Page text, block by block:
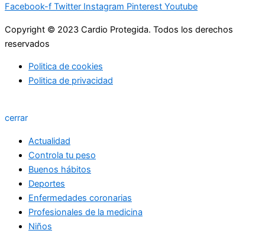
Facebook-f Twitter Instagram Pinterest Youtube
Copyright © 2023 Cardio Protegida. Todos los derechos
reservados
Politica de cookies
Politica de privacidad
cerrar
Actualidad
Controla tu peso
Buenos hábitos
Deportes
Enfermedades coronarias
Profesionales de la medicina
Niños